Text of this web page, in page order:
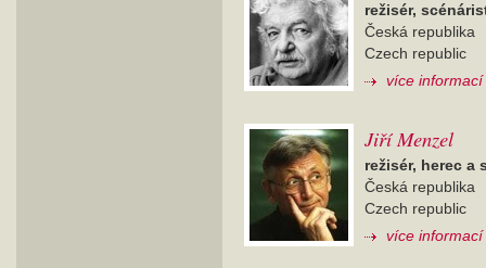
režisér,
Česká republika
Czech republic
více informací
Jiří Menzel
režisér, herec a
Česká republika
Czech republic
více informací